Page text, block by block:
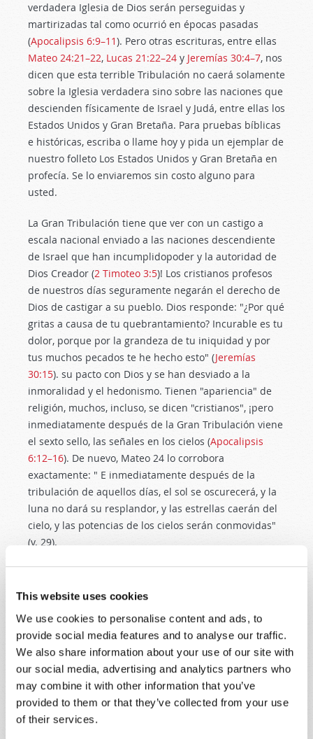
This website uses cookies
We use cookies to personalise content and ads, to
provide social media features and to analyse our traffic.
We also share information about your use of our site with
our social media, advertising and analytics partners who
may combine it with other information that you’ve
provided to them or that they’ve collected from your use
of their services.
verdadera Iglesia de Dios serán perseguidas y
martirizadas tal como ocurrió en épocas pasadas
(Apocalipsis 6:9–11). Pero otras escrituras, entre ellas
Mateo 24:21–22, Lucas 21:22–24 y Jeremías 30:4–7, nos
dicen que esta terrible Tribulación no caerá solamente
sobre la Iglesia verdadera sino sobre las naciones que
descienden físicamente de Israel y Judá, entre ellas los
Estados Unidos y Gran Bretaña. Para pruebas bíblicas
e históricas, escriba o llame hoy y pida un ejemplar de
nuestro folleto Los Estados Unidos y Gran Bretaña en
profecía. Se lo enviaremos sin costo alguno para
usted.
La Gran Tribulación tiene que ver con un castigo a
escala nacional enviado a las naciones descendiente
de Israel que han incumplidopoder y la autoridad de
Dios Creador (2 Timoteo 3:5)! Los cristianos profesos
de nuestros días seguramente negarán el derecho de
Dios de castigar a su pueblo. Dios responde: "¿Por qué
gritas a causa de tu quebrantamiento? Incurable es tu
dolor, porque por la grandeza de tu iniquidad y por
tus muchos pecados te he hecho esto" (Jeremías
30:15). su pacto con Dios y se han desviado a la
inmoralidad y el hedonismo. Tienen "apariencia" de
religión, muchos, incluso, se dicen "cristianos", ¡pero
inmediatamente después de la Gran Tribulación viene
el sexto sello, las señales en los cielos (Apocalipsis
6:12–16). De nuevo, Mateo 24 lo corrobora
exactamente: " E inmediatamente después de la
tribulación de aquellos días, el sol se oscurecerá, y la
luna no dará su resplandor, y las estrellas caerán del
cielo, y las potencias de los cielos serán conmovidas"
(v. 29).
la ira de Dios sobre todas las naciones rebeldes de la
cierto número de israelitas y gentiles como protección
contra la ira final de Dios (Apocalipsis 7), se da
comienzo a las "plagas de las trompetas".
La primera plaga asola la tercera parte de los árboles
y la hierba de la Tierra (Apocalipsis 8:7). Le siguen
rápidamente otras plagas que convierten la tercera